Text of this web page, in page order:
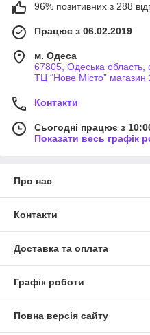
96% позитивних з 288
Працює з 06.02.2019
м. Одеса
67805, Одеська область,
ТЦ “Нове Місто”
Контакти
Сьогодні працює з
Показати весь графік
Про нас
Контакти
Доставка та оплата
Графік роботи
Повна версія сайту